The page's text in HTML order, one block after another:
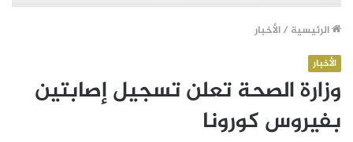
الرئيسية /الأخبار
الأخبار
وزارة الصحة تعلن تسجيل إصابتين
بفيروس كورونا